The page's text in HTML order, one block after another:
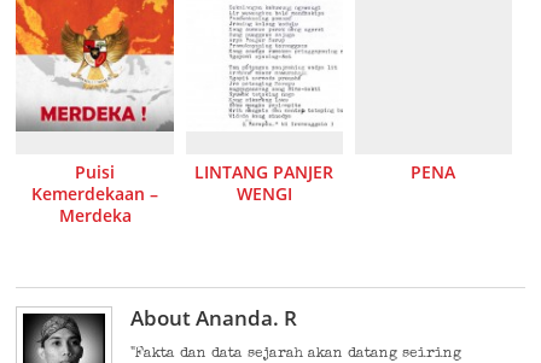
Puisi
Kemerdekaan –
Merdeka
LINTANG PANJER
WENGI
PENA
About Ananda. R
"Fakta dan data sejarah akan datang seiring